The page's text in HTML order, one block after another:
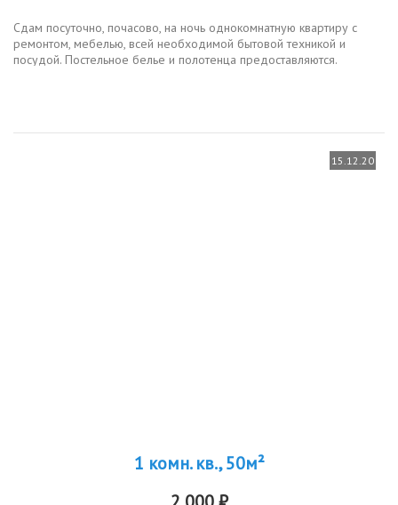
Сдам посуточно, почасово, на ночь однокомнатную квартиру с
ремонтом, мебелью, всей необходимой бытовой техникой и
посудой. Постельное белье и полотенца предоставляются.
15.12.20
1 комн. кв., 50м²